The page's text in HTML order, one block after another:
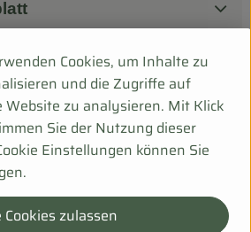
Care
Cookies, um Inhalte zu
und die Zugriffe auf
Website zu analysieren. Mit Klick
Sie der Nutzung dieser
Einstellungen können Sie
zulassen